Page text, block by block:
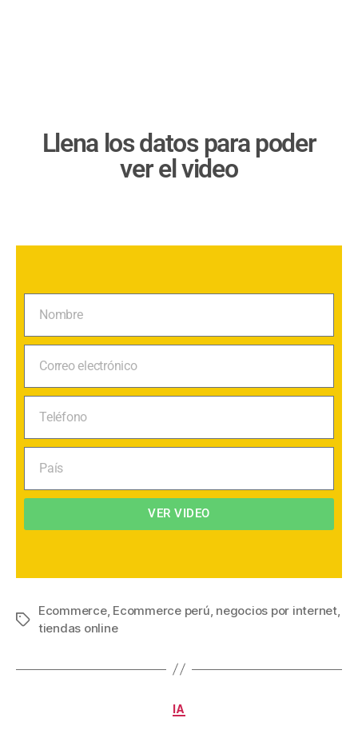
Llena los datos para poder
ver el video
VER VIDEO
Ecommerce, Ecommerce perú, negocios por internet,
tiendas online
IA